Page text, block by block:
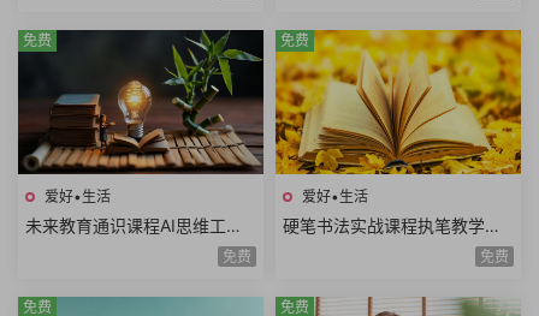
爱好•生活
未来教育通识课程AI思维工程
思维系统思维美学思维熵增思
维哲学思维概率思维51课时
免费
免费
爱好•生活
硬笔书法实战课程执笔教学基
本笔画偏旁部首间架结构例字
免费
免费
免费 免费